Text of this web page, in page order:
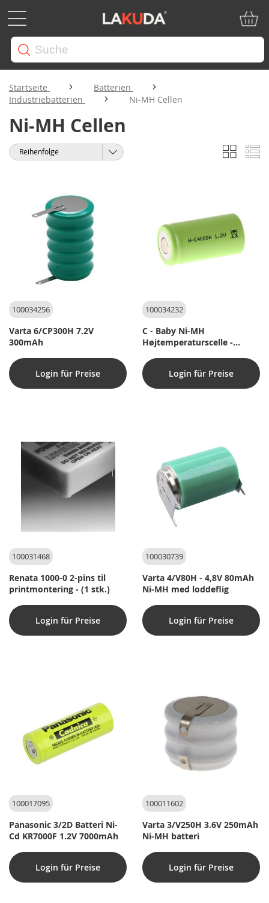
Startseite
Batterien
Industriebatterien
Ni-MH Cellen
Ni-MH Cellen
Anzeigen
als
Liste
Sortieren
100034256
Varta 6/CP300H 7.2V
300mAh
Login für Preise
100034232
C - Baby Ni-MH
Højtemperaturscelle -
Login für Preise
100031468
Renata 1000-0 2-pins til
printmontering - (1 stk.)
Login für Preise
100030739
Varta 4/V80H - 4,8V 80mAh
Ni-MH med loddeflig
Login für Preise
100017095
Panasonic 3/2D Batteri Ni-
Cd KR7000F 1.2V 7000mAh
Login für Preise
100011602
Varta 3/V250H 3.6V 250mAh
Ni-MH batteri
Login für Preise